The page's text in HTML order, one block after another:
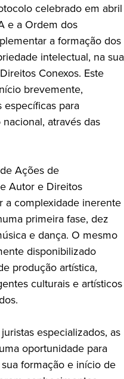
celebrado em abril
e a Ordem dos
a formação dos
intelectual, na sua
Conexos. Este
brevemente,
específicas para
através das
Ações de
Autor e Direitos
a complexidade inerente
primeira fase, dez
e dança. O mesmo
disponibilizado
produção artística,
culturais e artísticos
especializados, as
oportunidade para
formação e início de